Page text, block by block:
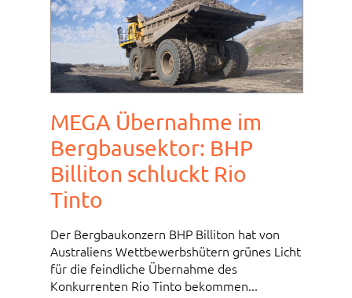
MEGA Übernahme im
Bergbausektor: BHP
Billiton schluckt Rio
Tinto
Der Bergbaukonzern BHP Billiton hat von
Australiens Wettbewerbshütern grünes Licht
für die feindliche Übernahme des
Konkurrenten Rio Tinto bekommen...